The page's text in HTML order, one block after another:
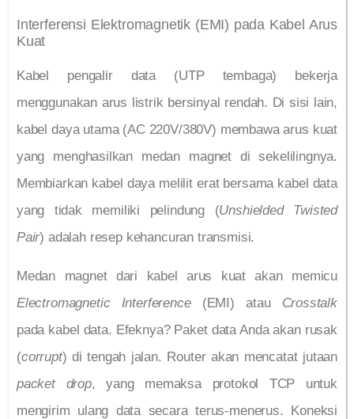
Interferensi Elektromagnetik (EMI) pada Kabel Arus
Kuat
Kabel pengalir data (UTP tembaga) bekerja
menggunakan arus listrik bersinyal rendah. Di sisi lain,
kabel daya utama (AC 220V/380V) membawa arus kuat
yang menghasilkan medan magnet di sekelilingnya.
Membiarkan kabel daya melilit erat bersama kabel data
yang tidak memiliki pelindung (Unshielded Twisted
Pair) adalah resep kehancuran transmisi.
Medan magnet dari kabel arus kuat akan memicu
Electromagnetic Interference(EMI) atau Crosstalk
pada kabel data. Efeknya? Paket data Anda akan rusak
(corrupt) di tengah jalan. Router akan mencatat jutaan
packet drop, yang memaksa protokol TCP untuk
mengirim ulang data secara terus-menerus. Koneksi